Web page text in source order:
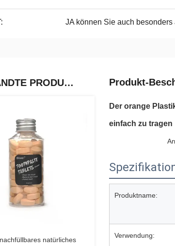
JA können Sie auch besonders
VERWANDTE PRODUKTE
natürliches
Produkt-
Der orange
einfach zu tragen
Produktname:
Verwendung: